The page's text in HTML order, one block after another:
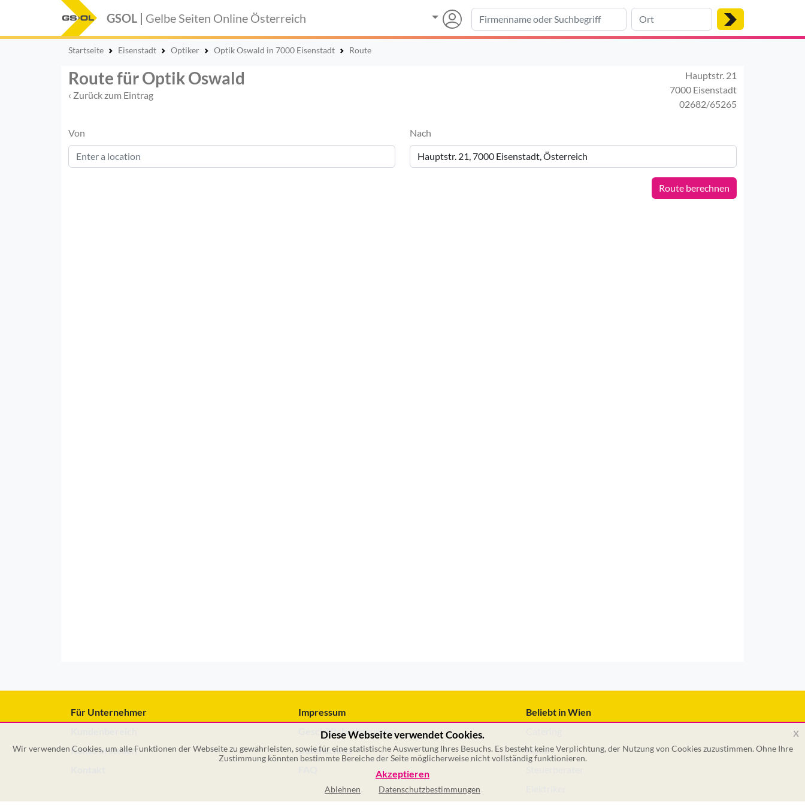
GSOL | Gelbe Seiten Online Österreich
Startseite Eisenstadt Optiker Optik Oswald in 7000 Eisenstadt Route
Route für Optik Oswald
‹ Zurück zum Eintrag
Hauptstr. 21
7000 Eisenstadt
02682/65265
Von Nach
Route berechnen
Für Unternehmer
Konto erstellen
Impressum
Geschäftsbedingungen
Datenschutz
Beliebt in Wien
Notar
Diese Webseite verwendet Cookies.
Wir verwenden Cookies, um alle Funktionen der Webseite zu gewährleisten, sowie für eine statistische Auswertung Ihres Besuchs. Es besteht keine Verplichtung, der Nutzung von Cookies zuzustimmen. Ohne Ihre
Zustimmung könnten bestimmte Bereiche der Seite möglicherweise nicht vollständig funktionieren.
Akzeptieren
Ablehnen Datenschutzbestimmungen
x